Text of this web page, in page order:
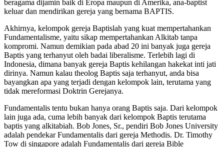
beragama dijamin baik di Eropa maupun di Amerika, ana-baptist
keluar dan mendirikan gereja yang bernama BAPTIS.
Akhirnya, kelompok gereja Baptislah yang kuat mempertahankan
Fundamentalisme, yaitu sikap mempertahankan Alkitab tanpa
kompromi. Namun demikian pada abad 20 ini banyak juga gereja
Baptis yang terhanyut oleh badai liberalisme. Terlebih lagi di
Indonesia, dimana banyak gereja Baptis kehilangan hakekat inti jati
dirinya. Namun kalau theolog Baptis saja terhanyut, anda bisa
bayangkan apa yang terjadi dengan kelompok lain, terutama yang
tidak mereformasi Doktrin Gerejanya.
Fundamentalis tentu bukan hanya orang Baptis saja. Dari kelompok
lain juga ada, cuma lebih banyak dari kelompok Baptis terutama
baptis yang alkitabiah. Bob Jones, Sr., pendiri Bob Jones University
adalah pendekar Fundamentalis dari gereja Methodis. Dr. Timothy
Tow di singapore adalah Fundamentalis dari gereja Bible